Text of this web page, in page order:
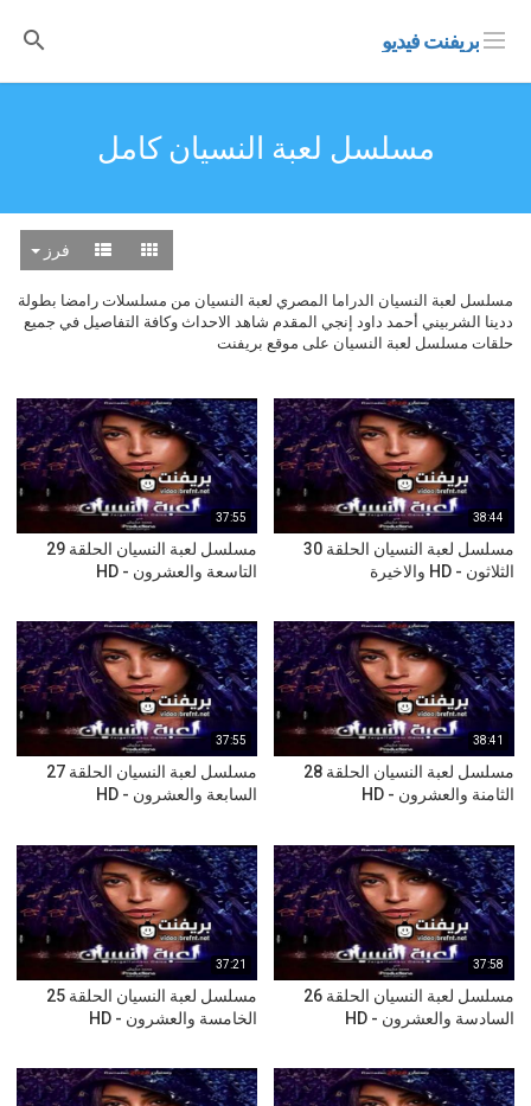
بريفنت فيديو
مسلسل لعبة النسيان كامل
فرز
مسلسل لعبة النسيان الدراما المصري لعبة النسيان من مسلسلات رامضا بطولة
ددينا الشربيني أحمد داود إنجي المقدم شاهد الاحداث وكافة التفاصيل في جميع
حلقات مسلسل لعبة النسيان على موقع بريفنت
38:44
مسلسل لعبة النسيان الحلقة 30
الثلاثون - HD والاخيرة
37:55
مسلسل لعبة النسيان الحلقة 29
التاسعة والعشرون - HD
38:41
مسلسل لعبة النسيان الحلقة 28
الثامنة والعشرون - HD
37:55
مسلسل لعبة النسيان الحلقة 27
السابعة والعشرون - HD
37:58
مسلسل لعبة النسيان الحلقة 26
السادسة والعشرون - HD
37:21
مسلسل لعبة النسيان الحلقة 25
الخامسة والعشرون - HD